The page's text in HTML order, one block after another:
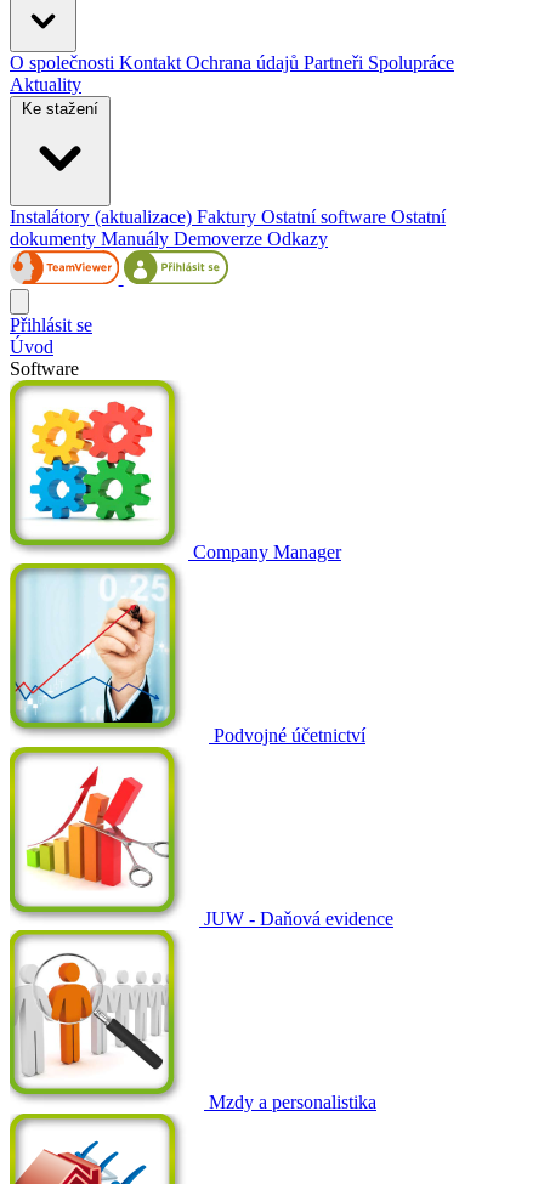
O společnosti Kontakt Ochrana údajů Partneři Spolupráce
Aktuality
Ke stažení
Instalátory (aktualizace) Faktury Ostatní software Ostatní
dokumenty Manuály Demoverze Odkazy
Přihlásit se
Úvod
Software
Company Manager
Podvojné účetnictví
JUW - Daňová evidence
Mzdy a personalistika